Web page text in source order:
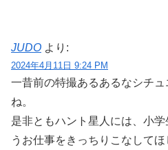
JUDO より:
2024年4月11日 9:24 PM
一昔前の特撮あるあるなシチ
ね。
是非ともハント星人には、小
うお仕事をきっちりこなしてほ